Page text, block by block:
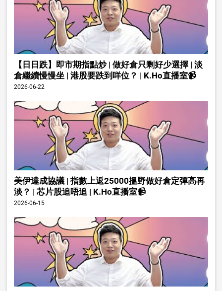
【日日跌】即市期指點炒 | 做好倉只剩好少選擇 | 淡
倉繼續慢慢坐 | 港股要跌到咩位？ | K.Ho直播室📹
2026-06-22
美伊達成協議 | 指數上返25000搵野做好倉定彈高再
淡？ | 芯片股追唔追 | K.Ho直播室📹
2026-06-15